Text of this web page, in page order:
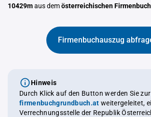
10429maus demösterreichischen Firmenbuch
Firmenbuchauszug
Hinweis
Durch Klick auf den Button werden Sie
firmenbuchgrundbuch.at weitergeleitet, eine offizielle
Verrechnungsstelle der Republik